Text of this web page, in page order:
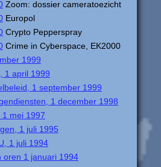
Zoom: dossier cameratoezicht
Europol
Crypto Pepperspray
Crime in Cyberspace, EK2000
1999
1 april 1999
1 september 1999
1 december 1998
1 mei 1997
1 juli 1995
1 juli 1994
oren 1 januari 1994